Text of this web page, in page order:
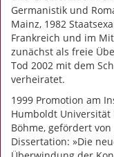
Germanistik und
Mainz, 1982
Frankreich und im
zunächst als freie
Tod 2002 mit dem
verheiratet.
1999 Promotion am
Humboldt
Böhme, gefördert
Dissertation: »Die